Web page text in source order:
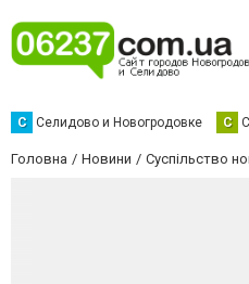
С Селидово и Новогродовке С
Головна Новини Суспільство